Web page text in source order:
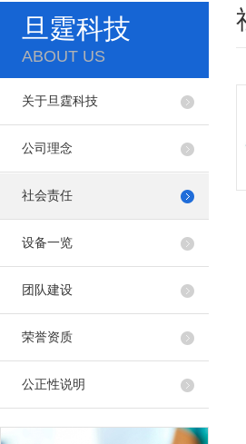
旦霆科技
ABOUT US
关于旦霆科技
公司理念
社会责任
设备一览
团队建设
荣誉资质
公正性说明